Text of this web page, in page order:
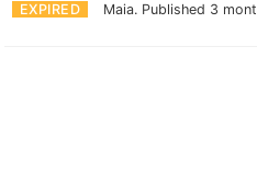
EXPIRED Maia. Published 3